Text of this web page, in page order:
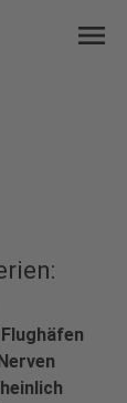
menu